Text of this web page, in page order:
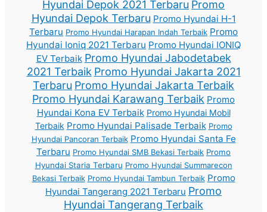
Hyundai Depok 2021 Terbaru Promo
Hyundai Depok Terbaru Promo Hyundai H-1
Terbaru Promo Hyundai Harapan Indah Terbaik Promo
Hyundai Ioniq 2021 Terbaru Promo Hyundai IONIQ
EV Terbaik Promo Hyundai Jabodetabek
2021 Terbaik Promo Hyundai Jakarta 2021
Terbaru Promo Hyundai Jakarta Terbaik
Promo Hyundai Karawang Terbaik Promo
Hyundai Kona EV Terbaik Promo Hyundai Mobil
Terbaik Promo Hyundai Palisade Terbaik Promo
Hyundai Pancoran Terbaik Promo Hyundai Santa Fe
Terbaru Promo Hyundai SMB Bekasi Terbaik Promo
Hyundai Staria Terbaru Promo Hyundai Summarecon
Bekasi Terbaik Promo Hyundai Tambun Terbaik Promo
Hyundai Tangerang 2021 Terbaru Promo
Hyundai Tangerang Terbaik